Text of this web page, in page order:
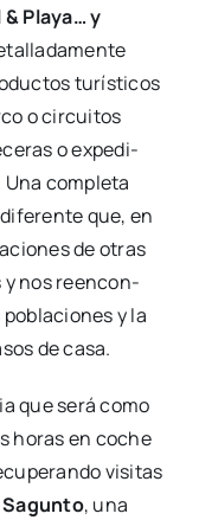
& Pla­ya… y
turís­ti­cos
o cir­cui­tos
o expe­di­
com­ple­ta
que, en
de otras
y nos reen­con­
y la
de casa.
que será como
horas en coche
visi­tas
, una